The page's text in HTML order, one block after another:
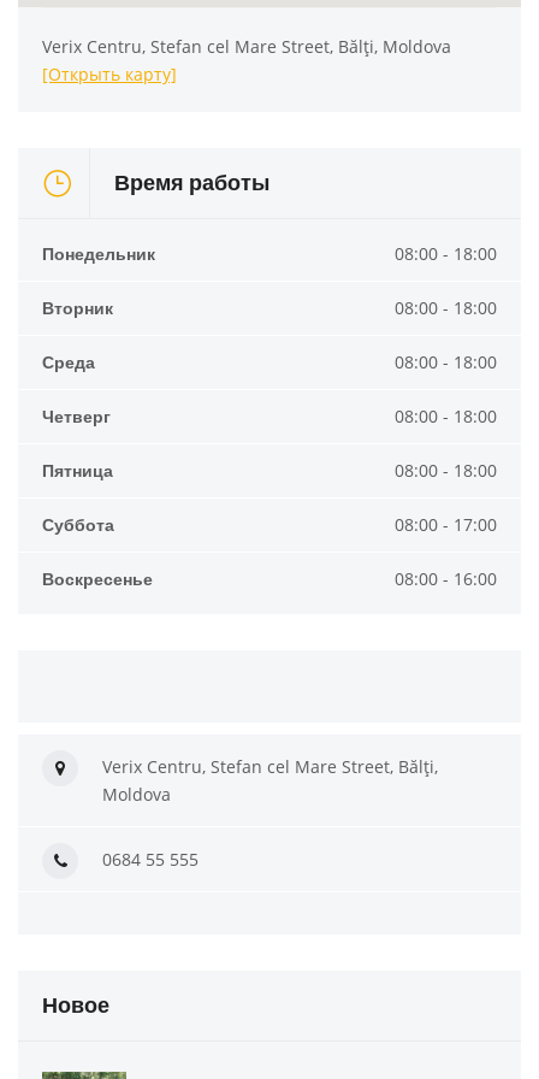
Verix Centru, Stefan cel Mare Street, Bălți, Moldova
[Открыть карту]
Время работы
Понедельник 08:00 - 18:00
Вторник 08:00 - 18:00
Среда 08:00 - 18:00
Четверг 08:00 - 18:00
Пятница 08:00 - 18:00
Суббота 08:00 - 17:00
Воскресенье 08:00 - 16:00
Verix Centru, Stefan cel Mare Street, Bălți,
Moldova
0684 55 555
Новое